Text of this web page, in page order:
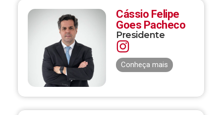
Cássio Felipe
Goes Pacheco
Presidente
Conheça mais